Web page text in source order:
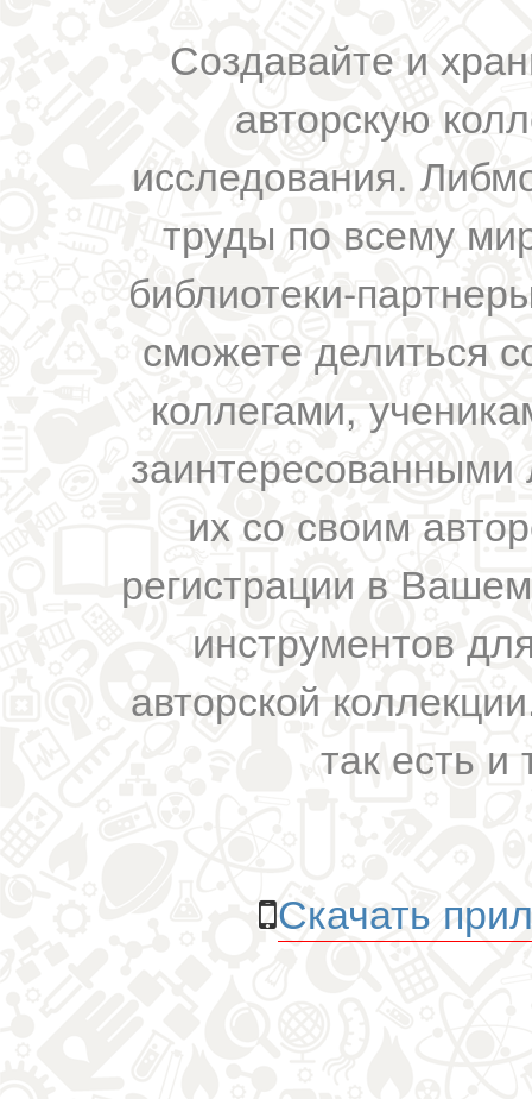
Создавайте и
авторскую
исследования.
труды по всему
библиотеки-
сможете делиться
коллегами,
их со своим
регистрации в
инструментов
авторской
так есть и
Скачать